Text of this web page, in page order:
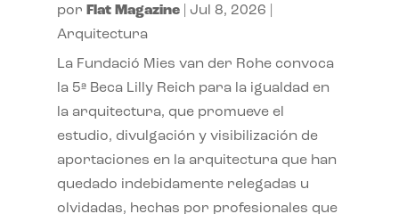
por Flat Magazine| Jul 8, 2026
Arquitectura
La Fundació Mies van der Rohe convoca
la 5ª Beca Lilly Reich para la igualdad en
la arquitectura, que promueve el
estudio, divulgación y visibilización de
aportaciones en la arquitectura que han
quedado indebidamente relegadas u
olvidadas, hechas por profesionales que